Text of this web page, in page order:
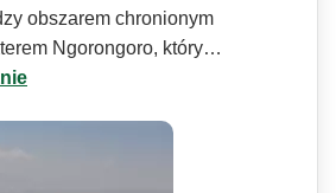
obszarem chronionym
Ngorongoro, który…